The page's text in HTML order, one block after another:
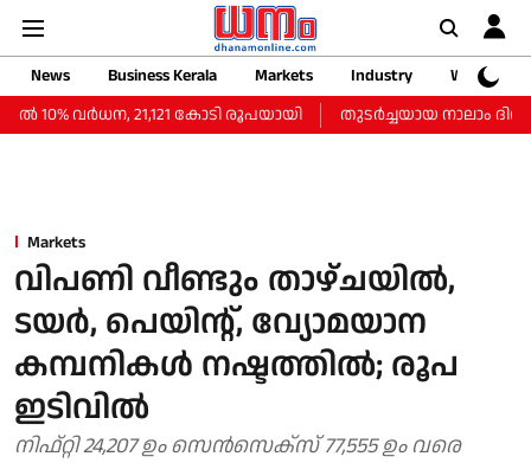
News Business Kerala Markets Industry
Web
വര്‍ധന, 21,121 കോടി രൂപയായി
തുടർച്ചയായ നാലാം
Markets
വിപണി വീണ്ടും താഴ്ചയിൽ,
ടയർ, പെയിൻ്റ്, വ്യോമയാന
കമ്പനികള്‍ നഷ്ടത്തില്‍; രൂപ
ഇടിവില്‍
നിഫ്റ്റി 24,207 ഉം സെൻസെക്സ് 77,555 ഉം വരെ